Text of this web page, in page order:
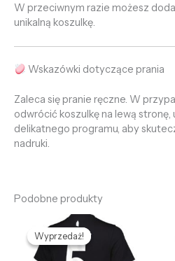
W przeciwnym razie możesz
unikalną koszulkę.
Wskazówki dotyczące prania
Zaleca się pranie ręczne. W
odwrócić koszulkę na lewą
delikatnego programu, aby
nadruki.
Podobne produkty
Wyprzedaż!
Wyprzedaż!
Pierwotna
cena
wynosiła:
469,58 zł.
Aktualna
cena
wynosi: